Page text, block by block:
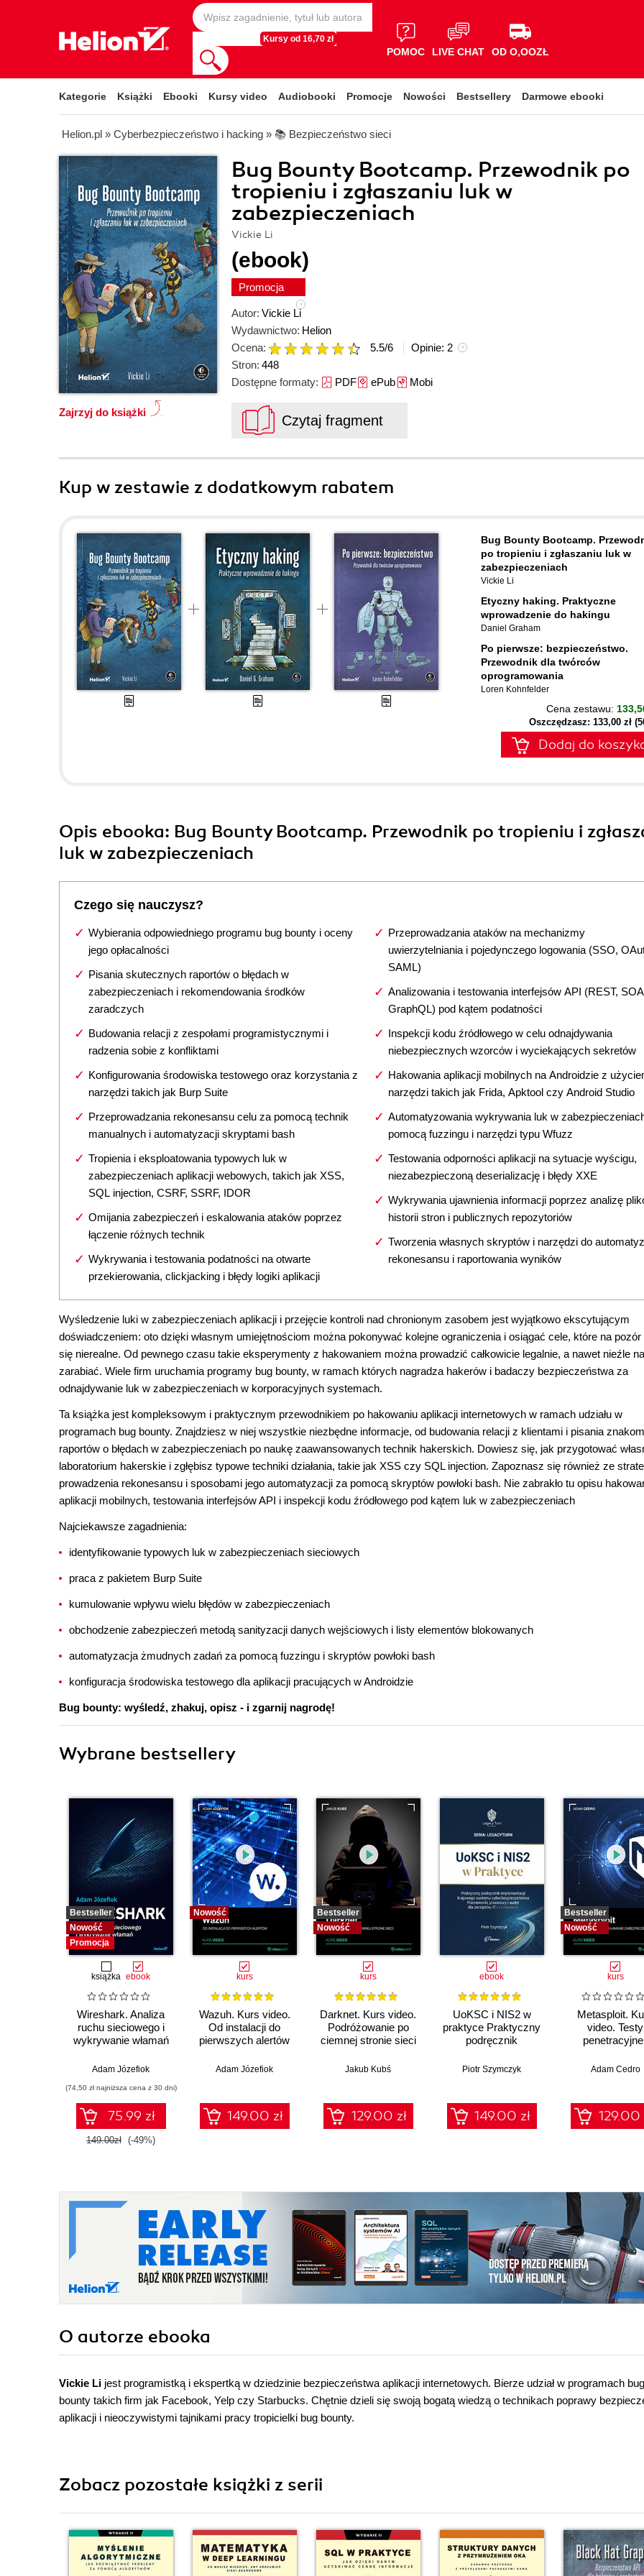
Kursy od 16,70 zł
POMOC LIVE CHAT OD O,OOZŁ
Kategorie Książki Ebooki Kursy video Audiobooki Promocje Nowości Bestsellery Darmowe ebooki
Helion.pl » Cyberbezpieczeństwo i hacking » 📚 Bezpieczeństwo sieci
Bug Bounty Bootcamp. Przewodnik po
tropieniu i zgłaszaniu luk w
zabezpieczeniach
Vickie Li
(ebook)
Promocja
Zajrzyj do książki
Autor: Vickie Li
Wydawnictwo: Helion
Ocena:
5.5/6 Opinie: 2
Stron: 448
Dostępne formaty: PDFePubMobi
Czytaj fragment
Kup w zestawie z dodatkowym rabatem
Bug Bounty Bootcamp.
po tropieniu i zgłaszaniu luk w
zabezpieczeniach
Vickie Li
Etyczny haking. Praktyczne
wprowadzenie do hakingu
Daniel Graham
Po pierwsze: bezpieczeństwo.
Przewodnik dla twórców
oprogramowania
Loren Kohnfelder
Cena zestawu:
Oszczędzasz: 133,00 zł
Dodaj do
Opis ebooka: Bug Bounty Bootcamp. Przewodnik po tropieniu i
luk w zabezpieczeniach
Czego się nauczysz?
Wybierania odpowiedniego programu bug bounty i oceny
jego opłacalności
Pisania skutecznych raportów o błędach w
zabezpieczeniach i rekomendowania środków
zaradczych
Budowania relacji z zespołami programistycznymi i
radzenia sobie z konfliktami
Konfigurowania środowiska testowego oraz korzystania z
narzędzi takich jak Burp Suite
Przeprowadzania rekonesansu celu za pomocą technik
manualnych i automatyzacji skryptami bash
Tropienia i eksploatowania typowych luk w
zabezpieczeniach aplikacji webowych, takich jak XSS,
SQL injection, CSRF, SSRF, IDOR
Omijania zabezpieczeń i eskalowania ataków poprzez
łączenie różnych technik
Wykrywania i testowania podatności na otwarte
przekierowania, clickjacking i błędy logiki aplikacji
Przeprowadzania ataków na mechanizmy
uwierzytelniania i pojedynczego logowania (SSO,
SAML)
Analizowania i testowania interfejsów API (REST,
GraphQL) pod kątem podatności
Inspekcji kodu źródłowego w celu odnajdywania
niebezpiecznych wzorców i wyciekających sekretów
Hakowania aplikacji mobilnych na Androidzie z
narzędzi takich jak Frida, Apktool czy Android Studio
Automatyzowania wykrywania luk w
pomocą fuzzingu i narzędzi typu Wfuzz
Testowania odporności aplikacji na sytuacje wyścigu,
niezabezpieczoną deserializację i błędy XXE
Wykrywania ujawnienia informacji poprzez analizę
historii stron i publicznych repozytoriów
Tworzenia własnych skryptów i narzędzi do
rekonesansu i raportowania wyników
Wyśledzenie luki w zabezpieczeniach aplikacji i przejęcie kontroli nad chronionym zasobem jest wyjątkowo ekscytującym
doświadczeniem: oto dzięki własnym umiejętnościom można pokonywać kolejne ograniczenia i osiągać cele, które na pozór
się nierealne. Od pewnego czasu takie eksperymenty z hakowaniem można prowadzić całkowicie legalnie, a nawet nieźle
zarabiać. Wiele firm uruchamia programy bug bounty, w ramach których nagradza hakerów i badaczy bezpieczeństwa za
odnajdywanie luk w zabezpieczeniach w korporacyjnych systemach.
Ta książka jest kompleksowym i praktycznym przewodnikiem po hakowaniu aplikacji internetowych w ramach udziału w
programach bug bounty. Znajdziesz w niej wszystkie niezbędne informacje, od budowania relacji z klientami i pisania
raportów o błędach w zabezpieczeniach po naukę zaawansowanych technik hakerskich. Dowiesz się, jak przygotować
laboratorium hakerskie i zgłębisz typowe techniki działania, takie jak XSS czy SQL injection. Zapoznasz się również ze
prowadzenia rekonesansu i sposobami jego automatyzacji za pomocą skryptów powłoki bash. Nie zabrakło tu opisu
aplikacji mobilnych, testowania interfejsów API i inspekcji kodu źródłowego pod kątem luk w zabezpieczeniach
Najciekawsze zagadnienia:
identyfikowanie typowych luk w zabezpieczeniach sieciowych
praca z pakietem Burp Suite
kumulowanie wpływu wielu błędów w zabezpieczeniach
obchodzenie zabezpieczeń metodą sanityzacji danych wejściowych i listy elementów blokowanych
automatyzacja żmudnych zadań za pomocą fuzzingu i skryptów powłoki bash
konfiguracja środowiska testowego dla aplikacji pracujących w Androidzie
Bug bounty: wyśledź, zhakuj, opisz - i zgarnij nagrodę!
Wybrane bestsellery
Bestseller
Nowość
Promocja
książka ebook
Wireshark. Analiza
ruchu sieciowego i
wykrywanie włamań
Adam Józefiok
(74,50 zł najniższa cena z 30 dni)
75.99 zł
149.00zł (-49%)
Nowość
kurs
Wazuh. Kurs video.
Od instalacji do
pierwszych alertów
Adam Józefiok
149.00 zł
Bestseller
Nowość
kurs
Darknet. Kurs video.
Podróżowanie po
ciemnej stronie sieci
Jakub Kubś
129.00 zł
ebook
UoKSC i NIS2 w
praktyce Praktyczny
podręcznik
Krajowego Systemu
procedury, audyt dla
zarządów, IT i
compliance
Piotr Szymczyk
149.00 zł
Bestseller
Nowość
kurs
Metasploit.
video. Testy
zabezpieczeń
Adam Cedro
129.00
O autorze ebooka
Vickie Li jest programistką i ekspertką w dziedzinie bezpieczeństwa aplikacji internetowych. Bierze udział w programach bug
bounty takich firm jak Facebook, Yelp czy Starbucks. Chętnie dzieli się swoją bogatą wiedzą o technikach poprawy
aplikacji i nieoczywistymi tajnikami pracy tropicielki bug bounty.
Zobacz pozostałe książki z serii